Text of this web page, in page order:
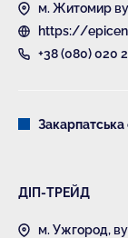
м. Житомир
https://
+38 (080) 020
Закарпатська
ДІП-ТРЕЙД
м. Ужгород,